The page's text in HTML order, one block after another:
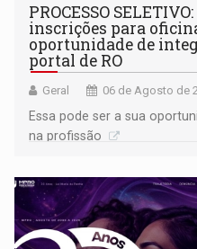
PROCESSO
inscrições para
oportunidade de
portal de RO
Geral 06 de Agosto de
Essa pode ser a sua
na profissão